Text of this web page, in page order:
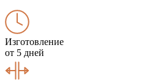
Изготовление
от 5 дней